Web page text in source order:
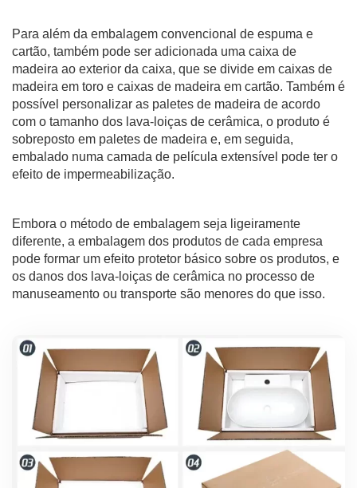
Para além da embalagem convencional de espuma e
cartão, também pode ser adicionada uma caixa de
madeira ao exterior da caixa, que se divide em caixas de
madeira em toro e caixas de madeira em cartão. Também é
possível personalizar as paletes de madeira de acordo
com o tamanho dos lava-loiças de cerâmica, o produto é
sobreposto em paletes de madeira e, em seguida,
embalado numa camada de película extensível pode ter o
efeito de impermeabilização.
Embora o método de embalagem seja ligeiramente
diferente, a embalagem dos produtos de cada empresa
pode formar um efeito protetor básico sobre os produtos, e
os danos dos lava-loiças de cerâmica no processo de
manuseamento ou transporte são menores do que isso.